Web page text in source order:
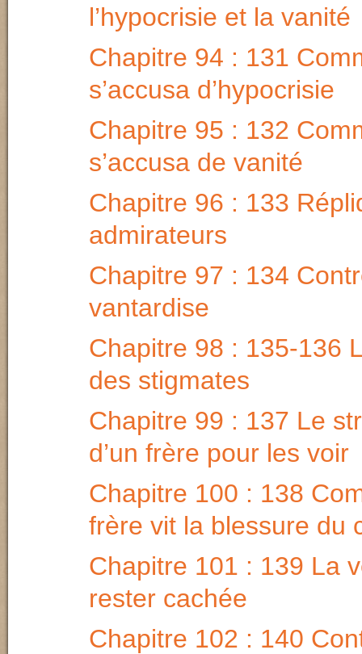
l’hypocrisie et la vanité
Chapitre 94 : 131
s’accusa d’hypocrisie
Chapitre 95 : 132
s’accusa de vanité
Chapitre 96 : 133
admirateurs
Chapitre 97 : 134
vantardise
Chapitre 98 : 135-136
des stigmates
Chapitre 99 : 137 Le
d’un frère pour les voir
Chapitre 100 : 138
frère vit la blessure du
Chapitre 101 : 139 La
rester cachée
Chapitre 102 : 140